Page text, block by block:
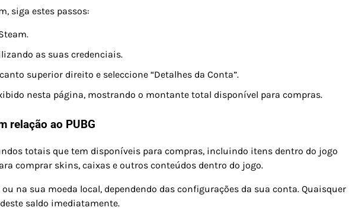
siga estes passos:
as suas credenciais.
superior direito e seleccione “Detalhes da Conta”.
nesta página, mostrando o montante total disponível para compras.
relação ao PUBG
totais que tem disponíveis para compras, incluindo itens dentro do jogo
comprar skins, caixas e outros conteúdos dentro do jogo.
na sua moeda local, dependendo das configurações da sua conta. Quaisquer
saldo imediatamente.